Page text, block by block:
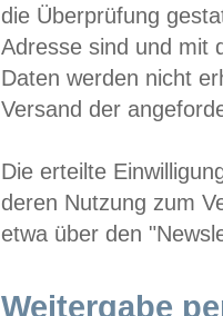
die Überprüfung
Adresse sind und mit
Daten werden nicht
Versand der
Die erteilte
deren Nutzung zum
etwa über den
Weitergabe